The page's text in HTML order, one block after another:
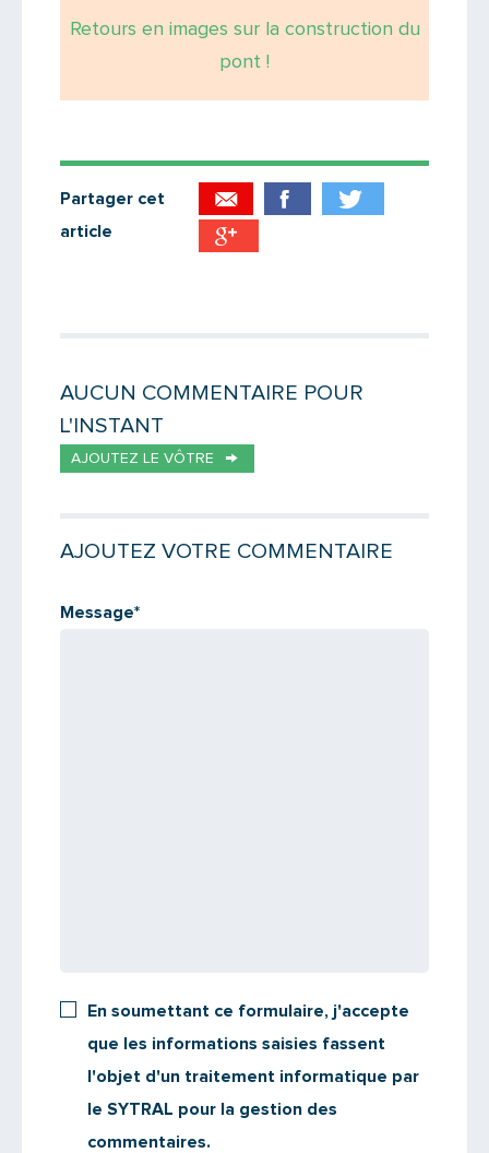
Retours en images sur la construction du
pont !
Partager cet
article
Votre email
Message
PARTAGER
AUCUN COMMENTAIRE POUR
L'INSTANT
AJOUTEZ LE VÔTRE
AJOUTEZ VOTRE COMMENTAIRE
Message*
En soumettant ce formulaire, j'accepte
que les informations saisies fassent
l'objet d'un traitement informatique par
le SYTRAL pour la gestion des
commentaires.